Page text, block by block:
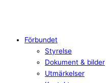
Förbundet
Styrelse
Dokument & bilder
Utmärkelser